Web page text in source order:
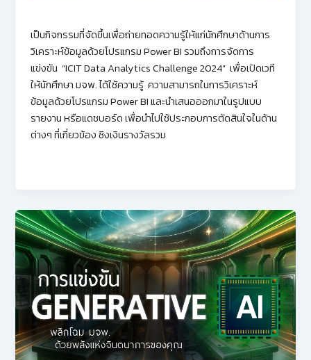
เป็นกิจกรรมที่จัดขึ้นเพื่อถ่ายทอดความรู้ให้แก่นักศึกษาด้านการ
วิเคราะห์ข้อมูลด้วยโปรแกรม Power BI รวมถึงการจัดการ
แข่งขัน “ICIT Data Analytics Challenge 2024” เพื่อเปิดเวที
ให้นักศึกษา มจพ. ได้ใช้ความรู้ ความสามารถในการวิเคราะห์
ข้อมูลด้วยโปรแกรม Power BI และนำเสนอออกมาในรูปแบบ
รายงาน หรือแดชบอร์ด เพื่อนำไปใช้ประกอบการตัดสินใจในด้าน
ต่างๆ ที่เกี่ยวข้อง ชิงเงินรางวัลรวม